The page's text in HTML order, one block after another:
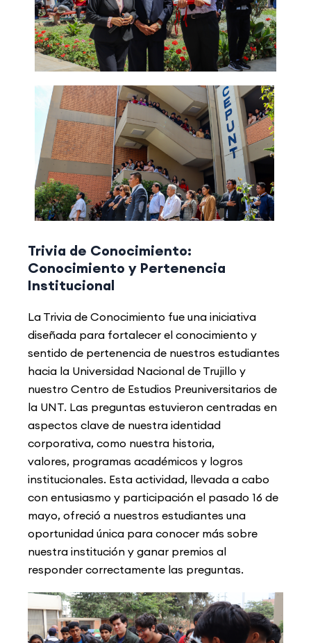
Trivia de Conocimiento:
Conocimiento y Pertenencia
Institucional
La Trivia de Conocimiento fue una iniciativa
diseñada para fortalecer el conocimiento y
sentido de pertenencia de nuestros estudiantes
hacia la Universidad Nacional de Trujillo y
nuestro Centro de Estudios Preuniversitarios de
la UNT. Las preguntas estuvieron centradas en
aspectos clave de nuestra identidad
corporativa, como nuestra historia,
valores, programas académicos y logros
institucionales. Esta actividad, llevada a cabo
con entusiasmo y participación el pasado 16 de
mayo, ofreció a nuestros estudiantes una
oportunidad única para conocer más sobre
nuestra institución y ganar premios al
responder correctamente las preguntas.